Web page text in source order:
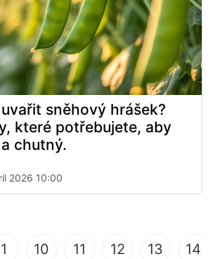
sněhový hrášek?
které potřebujete, aby
chutný.
2026 10:00
1 10 11 12 13 14